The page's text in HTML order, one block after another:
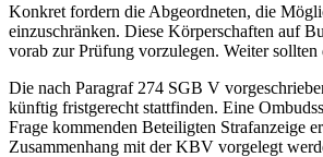
Konkret fordern die Abgeordneten, die
einzuschränken. Diese Körperschaften auf
vorab zur Prüfung vorzulegen. Weiter
Die nach Paragraf 274 SGB V
künftig fristgerecht stattfinden. Eine
Frage kommenden Beteiligten Strafanzeige
Zusammenhang mit der KBV vorgelegt